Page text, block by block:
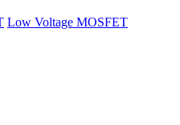
Low Voltage MOSFET